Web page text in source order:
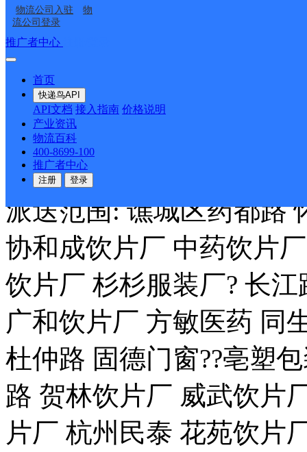
物流公司入驻
物
流公司登录
推广者中心
首页
快递鸟API
API文档 接入指南 价格说明
产业资讯
物流百科
400-8699-100
推广者中心
注册 登录
魏武大道南段 汤王大道
圆通速递汤王大道网点
圆通速递
向南50米路西龙凤家和
派送范围: 谯城区药都路
协和成饮片厂 中药饮片
饮片厂 杉杉服装厂? 长
广和饮片厂 方敏医药 同
杜仲路 固德门窗??亳塑
路 贺林饮片厂 威武饮片
片厂 杭州民泰 花苑饮片